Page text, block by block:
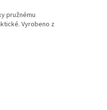
pružnému
Vyrobeno z